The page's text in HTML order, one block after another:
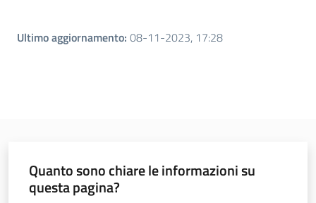
Ultimo aggiornamento: 08-11-2023, 17:28
Quanto sono chiare le informazioni su
questa pagina?